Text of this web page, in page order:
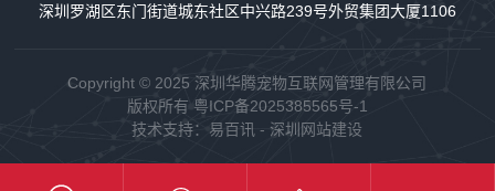
深圳罗湖区东门街道城东社区中兴路239号外贸集团大厦1106
Copyright © 2025 深圳华腾宠物互联网管理有限公司
版权所有 粤ICP备2025385565号-1
技术支持： 易百讯 - 深圳网站建设
24小时供氧系统售后服务
18128838848